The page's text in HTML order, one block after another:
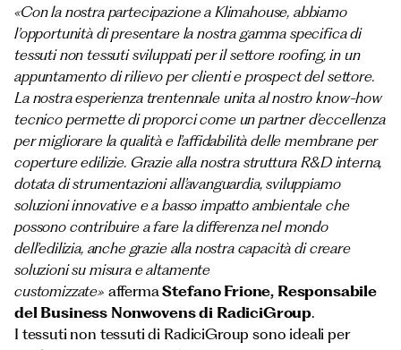
«Con la nostra partecipazione a Klimahouse, abbiamo
l’opportunità di presentare la nostra gamma specifica di
tessuti non tessuti sviluppati per il settore roofing, in un
appuntamento di rilievo per clienti e prospect del settore.
La nostra esperienza trentennale unita al nostro know-how
tecnico permette di proporci come un partner d’eccellenza
per migliorare la qualità e l’affidabilità delle membrane per
coperture edilizie. Grazie alla nostra struttura R&D interna,
dotata di strumentazioni all’avanguardia, sviluppiamo
soluzioni innovative e a basso impatto ambientale che
possono contribuire a fare la differenza nel mondo
dell’edilizia, anche grazie alla nostra capacità di creare
soluzioni su misura e altamente
customizzate» affermaStefano Frione, Responsabile
del Business Nonwovens di RadiciGroup.
I tessuti non tessuti di RadiciGroup sono ideali per